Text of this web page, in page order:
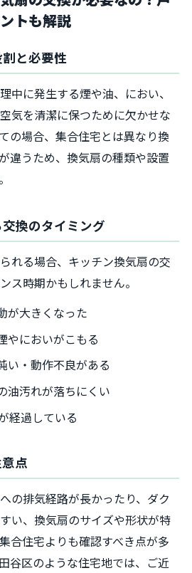
トも解説
と必要性
中に発生する煙や油、におい、
気を清潔に保つために欠かせな
の場合、集合住宅とは異なり換
違うため、換気扇の種類や設置
換のタイミング
れる場合、キッチン換気扇の交
ス時期かもしれません。
が大きくなった
やにおいがこもる
い・動作不良がある
油汚れが落ちにくい
経過している
点
の排気経路が長かったり、ダク
い、換気扇のサイズや形状が特
合住宅よりも確認すべき点が多
谷区のような住宅地では、ご近